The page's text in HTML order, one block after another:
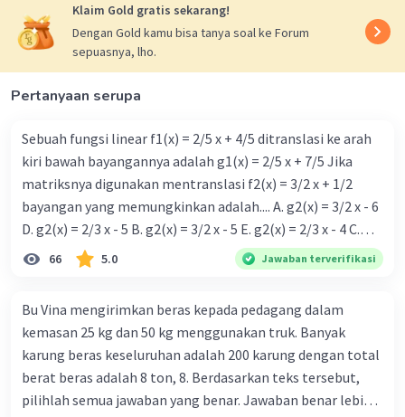
Klaim Gold gratis sekarang!
Dengan Gold kamu bisa tanya soal ke Forum
sepuasnya, lho.
Pertanyaan serupa
Sebuah fungsi linear f1(x) = 2/5 x + 4/5 ditranslasi ke arah
kiri bawah bayangannya adalah g1(x) = 2/5 x + 7/5 Jika
matriksnya digunakan mentranslasi f2(x) = 3/2 x + 1/2
bayangan yang memungkinkan adalah.... A. g2(x) = 3/2 x - 6
D. g2(x) = 2/3 x - 5 B. g2(x) = 3/2 x - 5 E. g2(x) = 2/3 x - 4 C.
g{2}(x) = 3/2 x + 5
66 5.0 Jawaban terverifikasi
Bu Vina mengirimkan beras kepada pedagang dalam
kemasan 25 kg dan 50 kg menggunakan truk. Banyak
karung beras keseluruhan adalah 200 karung dengan total
berat beras adalah 8 ton, 8. Berdasarkan teks tersebut,
pilihlah semua jawaban yang benar. Jawaban benar lebih